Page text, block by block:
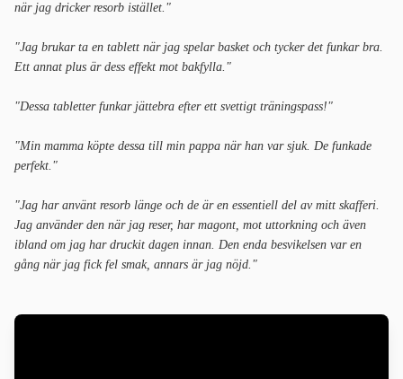
när jag dricker resorb istället."
"Jag brukar ta en tablett när jag spelar basket och tycker det funkar bra.
Ett annat plus är dess effekt mot bakfylla."
"Dessa tabletter funkar jättebra efter ett svettigt träningspass!"
"Min mamma köpte dessa till min pappa när han var sjuk. De funkade
perfekt."
"Jag har använt resorb länge och de är en essentiell del av mitt skafferi.
Jag använder den när jag reser, har magont, mot uttorkning och även
ibland om jag har druckit dagen innan. Den enda besvikelsen var en
gång när jag fick fel smak, annars är jag nöjd."